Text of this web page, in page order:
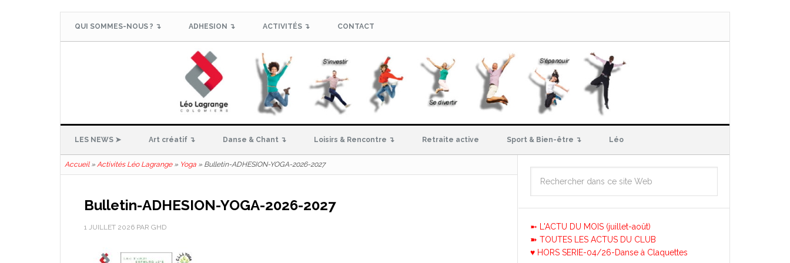
QUI SOMMES-NOUS ? ↴ ADHESION ↴ ACTIVITÉS ↴ CONTACT
LES NEWS ➤ Art créatif ↴ Danse & Chant ↴ Loisirs & Rencontre ↴ Retraite active Sport & Bien-être ↴ Léo
Accueil» Activités Léo Lagrange» Yoga » Bulletin-ADHESION-YOGA-2026-2027
Bulletin-ADHESION-YOGA-2026-2027
1 JUILLET 2026 PAR GHD
➼ L'ACTU DU MOIS (juillet-août)
➽ TOUTES LES ACTUS DU CLUB
♥ HORS SERIE-04/26-Danse à Claquettes